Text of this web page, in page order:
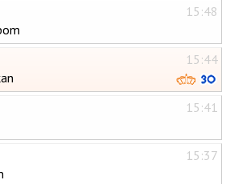
15:48
15:44
15:41
15:37